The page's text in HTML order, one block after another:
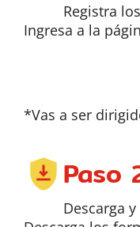
Registra
Ingresa a la
*Vas a ser
Paso
Descarga